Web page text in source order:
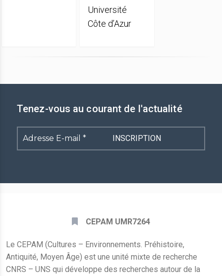
Université
Côte d’Azur
Tenez-vous au courant de l'actualité
Adresse
E-
CEPAM UMR7264
Le CEPAM (Cultures – Environnements. Préhistoire,
Antiquité, Moyen Âge) est une unité mixte de recherche
CNRS – UNS qui développe des recherches autour de la